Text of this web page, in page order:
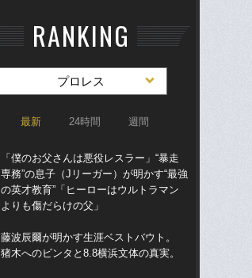
RANKING
プロレス
最新 24時間 週間
「僕のお父さんは悪役レスラー」“暴走
専務”の息子（Jリーガー）が明かす“最強
の英才教育”「ヒーローはウルトラマン
よりも傷だらけの父」
藤波辰爾が明かす生涯ベストバウト。
猪木へのビンタと8.8横浜文体の真実。